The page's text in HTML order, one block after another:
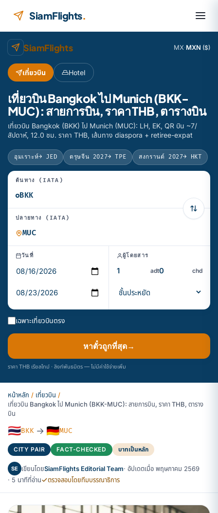
SiamFlights.
SiamFlights MX·MXN ($)
เที่ยวบิน Hotel
เที่ยวบิน Bangkok ไป Munich (BKK-
MUC): สายการบิน, ราคา THB, ตารางบิน
เที่ยวบิน Bangkok (BKK) ไป Munich (MUC): LH, EK, QR บิน ~7/
สัปดาห์, 12.0 ชม. ราคา THB, เส้นทาง diaspora + retiree-expat
อุมเราะห์→ JED ตรุษจีน 2027→ TPE สงกรานต์ 2027→ HKT
ต้นทาง (IATA)
ปลายทาง (IATA)
วันที่ ผู้โดยสาร
adt chd
เฉพาะเที่ยวบินตรง
หาตั๋วถูกที่สุด→
ราคา THB เรียลไทม์ · ลิงก์พันธมิตร — ไม่มีค่าใช้จ่ายเพิ่ม
หน้าหลัก / เที่ยวบิน /
เที่ยวบิน Bangkok ไป Munich (BKK-MUC): สายการบิน, ราคา THB, ตาราง
บิน
🇹🇭BKK → 🇩🇪MUC
CITY PAIR FACT-CHECKED บาทเป็นหลัก
SE เขียนโดยSiamFlights Editorial Team· อัปเดตเมื่อ พฤษภาคม 2569
· 5 นาทีที่อ่าน
ตรวจสอบโดยทีมบรรณาธิการ